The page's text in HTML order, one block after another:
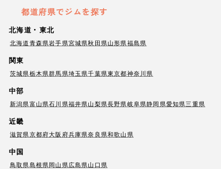
都道府県でジムを探す
北海道・東北
北海道青森県岩手県宮城県秋田県山形県福島県
関東
茨城県栃木県群馬県埼玉県千葉県東京都神奈川県
中部
新潟県富山県石川県福井県山梨県長野県岐阜県静岡県愛知県三重県
近畿
滋賀県京都府大阪府兵庫県奈良県和歌山県
中国
鳥取県島根県岡山県広島県山口県